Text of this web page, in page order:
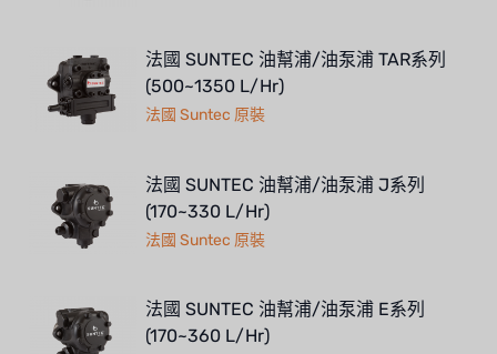
法國 SUNTEC 油幫浦/油泵浦 TAR系列
(500~1350 L/Hr)
法國 Suntec 原裝
法國 SUNTEC 油幫浦/油泵浦 J系列
(170~330 L/Hr)
法國 Suntec 原裝
法國 SUNTEC 油幫浦/油泵浦 E系列
(170~360 L/Hr)